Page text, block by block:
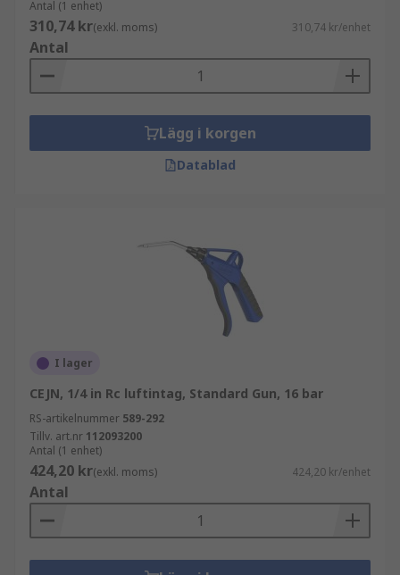
Antal (1 enhet)
310,74 kr(exkl. moms) 310,74 kr/enhet
Antal
Lägg i korgen
Datablad
I lager
CEJN, 1/4 in Rc luftintag, Standard Gun, 16 bar
RS-artikelnummer 589-292
Tillv. art.nr 112093200
Antal (1 enhet)
424,20 kr(exkl. moms) 424,20 kr/enhet
Antal